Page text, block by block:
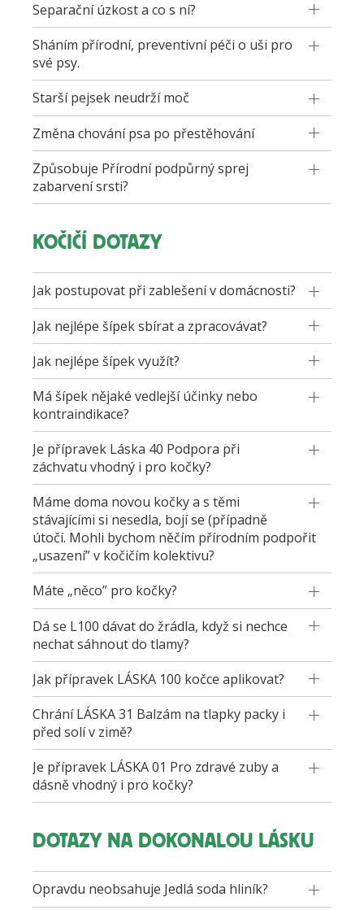
Separační úzkost a co s ní?
Sháním přírodní, preventivní péči o uši pro
své psy.
Starší pejsek neudrží moč
Změna chování psa po přestěhování
Způsobuje Přírodní podpůrný sprej
zabarvení srsti?
KOČIČÍ DOTAZY
Jak postupovat při zablešení v domácnosti?
Jak nejlépe šípek sbírat a zpracovávat?
Jak nejlépe šípek využít?
Má šípek nějaké vedlejší účinky nebo
kontraindikace?
Je přípravek Láska 40 Podpora při
záchvatu vhodný i pro kočky?
Máme doma novou kočky a s těmi
stávajícími si nesedla, bojí se (případně
útočí. Mohli bychom něčím přírodním podpořit
„usazení” v kočičím kolektivu?
Máte „něco” pro kočky?
Dá se L100 dávat do žrádla, když si nechce
nechat sáhnout do tlamy?
Jak přípravek LÁSKA 100 kočce aplikovat?
Chrání LÁSKA 31 Balzám na tlapky packy i
před solí v zimě?
Je přípravek LÁSKA 01 Pro zdravé zuby a
dásně vhodný i pro kočky?
DOTAZY NA DOKONALOU LÁSKU
Opravdu neobsahuje Jedlá soda hliník?